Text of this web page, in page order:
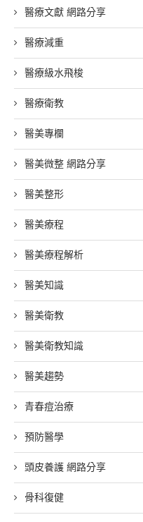
醫療文獻 網路分享
醫療減重
醫療級水飛梭
醫療衛教
醫美專欄
醫美微整 網路分享
醫美整形
醫美療程
醫美療程解析
醫美知識
醫美衛教
醫美衛教知識
醫美趨勢
青春痘治療
預防醫學
頭皮養護 網路分享
骨科復健